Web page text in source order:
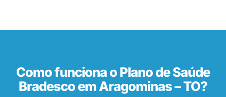
Como funciona o Plano de Saúde
Bradesco em Aragominas – TO?